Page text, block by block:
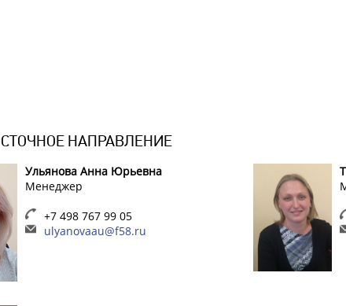
НАПРАВЛЕНИЕ
Ульянова Анна Юрьевна
Менеджер
+7 498 767 99 05
ulyanovaau@f58.ru